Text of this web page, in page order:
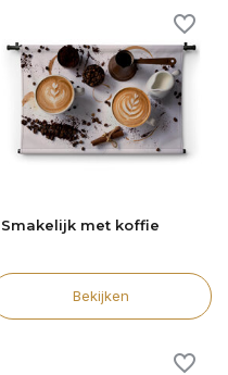
Smakelijk met koffie
Bekijken